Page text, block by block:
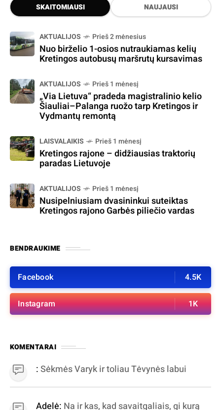
SKAITOMIAUSI NAUJAUSI
AKTUALIJOS Prieš 2 mėnesius
Nuo birželio 1-osios nutraukiamas kelių
Kretingos autobusų maršrutų kursavimas
AKTUALIJOS Prieš 1 mėnesį
„Via Lietuva“ pradeda magistralinio kelio
Šiauliai–Palanga ruožo tarp Kretingos ir
Vydmantų remontą
LAISVALAIKIS Prieš 1 mėnesį
Kretingos rajone – didžiausias traktorių
paradas Lietuvoje
AKTUALIJOS Prieš 1 mėnesį
Nusipelniusiam dvasininkui suteiktas
Kretingos rajono Garbės piliečio vardas
BENDRAUKIME
Facebook 4.5K
Instagram 1K
KOMENTARAI
:Sėkmės Varyk ir toliau Tėvynės labui
Adelė: Na ir kas, kad savaitgaliais, gi kurą